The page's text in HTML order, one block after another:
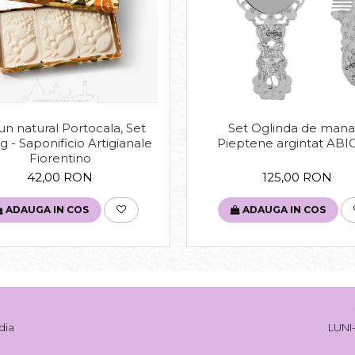
natural Portocala, Set
- Saponificio Artigianale
Fiorentino
42,00 RON
ADAUGA IN COS
Set Oglinda de
Pieptene argintat
125,00 RON
ADAUGA IN COS